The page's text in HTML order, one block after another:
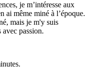
je m’intéresse aux
ai même miné à l’époque.
mais je m'y suis
passion.